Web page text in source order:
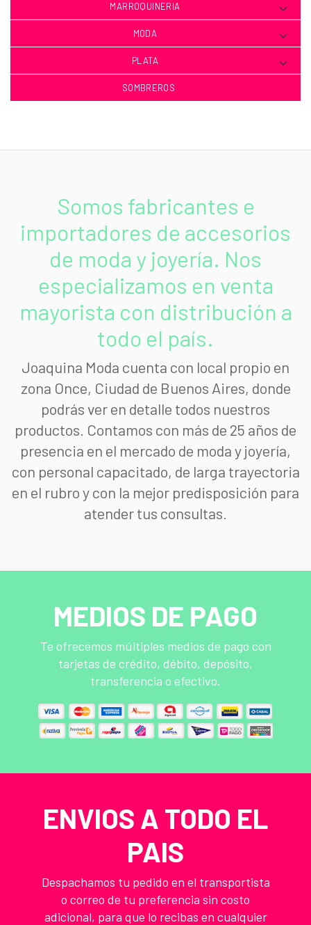
MARROQUINERIA
MODA
PLATA
SOMBREROS
Somos fabricantes e
importadores de accesorios
de moda y joyería. Nos
especializamos en venta
mayorista con distribución a
todo el país.
Joaquina Moda cuenta con local propio en
zona Once, Ciudad de Buenos Aires, donde
podrás ver en detalle todos nuestros
productos. Contamos con más de 25 años de
presencia en el mercado de moda y joyería,
con personal capacitado, de larga trayectoria
en el rubro y con la mejor predisposición para
atender tus consultas.
MEDIOS DE PAGO
Te ofrecemos múltiples medios de pago con
tarjetas de crédito, débito, depósito,
transferencia o efectivo.
ENVIOS A TODO EL
PAIS
Despachamos tu pedido en el transportista
o correo de tu preferencia sin costo
adicional, para que lo recibas en cualquier